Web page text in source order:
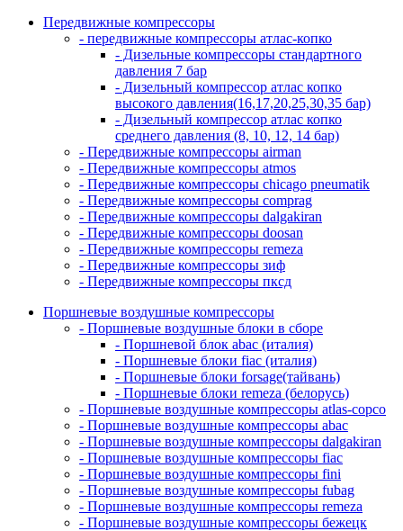
Передвижные компрессоры
- передвижные компрессоры атлас-копко
- Дизельные компрессоры стандартного
давления 7 бар
- Дизельный компрессор атлас копко
высокого давления(16,17,20,25,30,35 бар)
- Дизельный компрессор атлас копко
среднего давления (8, 10, 12, 14 бар)
- Передвижные компрессоры airman
- Передвижные компрессоры atmos
- Передвижные компрессоры chicago pneumatik
- Передвижные компрессоры comprag
- Передвижные компрессоры dalgakiran
- Передвижные компрессоры doosan
- Передвижные компрессоры remeza
- Передвижные компрессоры зиф
- Передвижные компрессоры пксд
Поршневые воздушные компрессоры
- Поршневые воздушные блоки в сборе
- Поршневой блок abac (италия)
- Поршневые блоки fiac (италия)
- Поршневые блоки forsage(тайвань)
- Поршневые блоки remeza (белорусь)
- Поршневые воздушные компрессоры atlas-copco
- Поршневые воздушные компрессоры abac
- Поршневые воздушные компрессоры dalgakiran
- Поршневые воздушные компрессоры fiac
- Поршневые воздушные компрессоры fini
- Поршневые воздушные компрессоры fubag
- Поршневые воздушные компрессоры remeza
- Поршневые воздушные компрессоры бежецк